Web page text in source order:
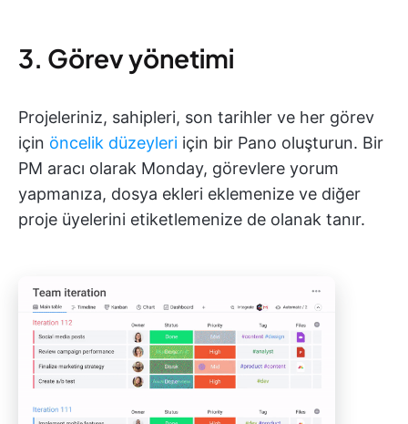
3. Görev yönetimi
Projeleriniz, sahipleri, son tarihler ve her görev
için öncelik düzeyleri için bir Pano oluşturun. Bir
PM aracı olarak Monday, görevlere yorum
yapmanıza, dosya ekleri eklemenize ve diğer
proje üyelerini etiketlemenize de olanak tanır.